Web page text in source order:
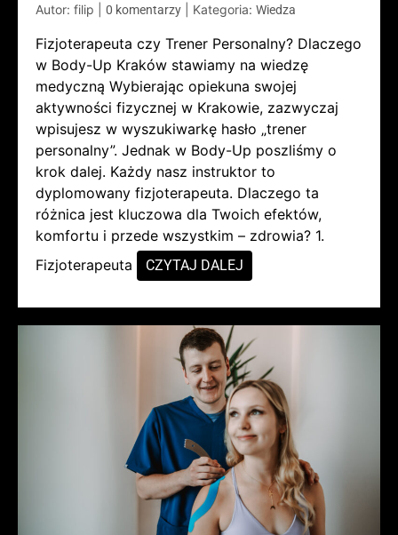
Autor: filip 0 komentarzy Kategoria: Wiedza
Fizjoterapeuta czy Trener Personalny? Dlaczego
w Body-Up Kraków stawiamy na wiedzę
medyczną Wybierając opiekuna swojej
aktywności fizycznej w Krakowie, zazwyczaj
wpisujesz w wyszukiwarkę hasło „trener
personalny”. Jednak w Body-Up poszliśmy o
krok dalej. Każdy nasz instruktor to
dyplomowany fizjoterapeuta. Dlaczego ta
różnica jest kluczowa dla Twoich efektów,
komfortu i przede wszystkim – zdrowia? 1.
Fizjoterapeuta
CZYTAJ DALEJ